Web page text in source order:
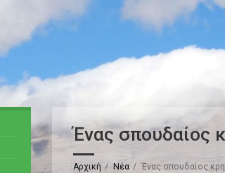
Ένας σπουδαίος
Αρχική Νέα Ένας σπουδαίος